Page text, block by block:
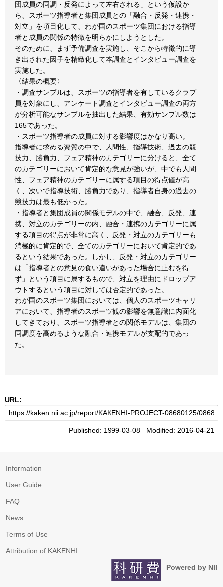
団成員の同調・反発によって左右される」という仮設か
ら、スポーツ指導者と集団成員との「融合・反発・連携・
対立」を項目化して、わが国のスポーツ集団における指導
者と成員の関係の特徴を明らかにしようとした。
そのために、まず予備調査を実施し、そこから特徴的に導
き出された因子を精緻化して本調査とインタビュー調査を
実施した。
〈結果の概要〉
・調査サンプルは、スポーツの指導者を有しているクラブ
員を対象にし、アンケート調査とインタビュー調査の両方
が分析可能なサンプルを抽出した結果、有効サンプル数は
165であった。
・スポーツ指導者の成員に対する影響度はかなり高い。
指導者に求める資質の中で、人間性、指導技術、過去の競
技力、勝負力、フェア精神のカテゴリーに分けると、全て
のカテゴリーにおいて肯定的な意見が強いが、中でも人間
性、フェア精神のカテゴリーに属する項目の得点値が高
く、次いで指導技術、勝負力であり、指導者自身の過去の
競技力は最も低かった。
・指導者と集団成員の関係モデルの中で、融合、反発、連
携、対立のカテゴリーの内、融合・連携のカテゴリーに属
する項目の得点が非常に高く、反発・対立のカテゴリーも
消極的に肯定的で、全てのカテゴリーにおいて肯定的であ
るという結果であった。しかし、反発・対立のカテゴリー
は「指導者との意見の食い違いがあった場合に止むを得
ず」という項目に属するもので、対立を理由にドロップア
ウトするという項目に対しては否定的であった。
わが国のスポーツ集団においては、個人のスポーツキャリ
アにおいて、指導者のスポーツ観の影響を無意識に内面化
してきており、スポーツ指導者との関係モデルは、集団の
同調度を高めるような融合・連携モデルが支配的であっ
た。
URL:
Published: 1999-03-08 Modified: 2016-04-21
Information
User Guide
FAQ
News
Terms of Use
Attribution of KAKENHI
Powered by NII